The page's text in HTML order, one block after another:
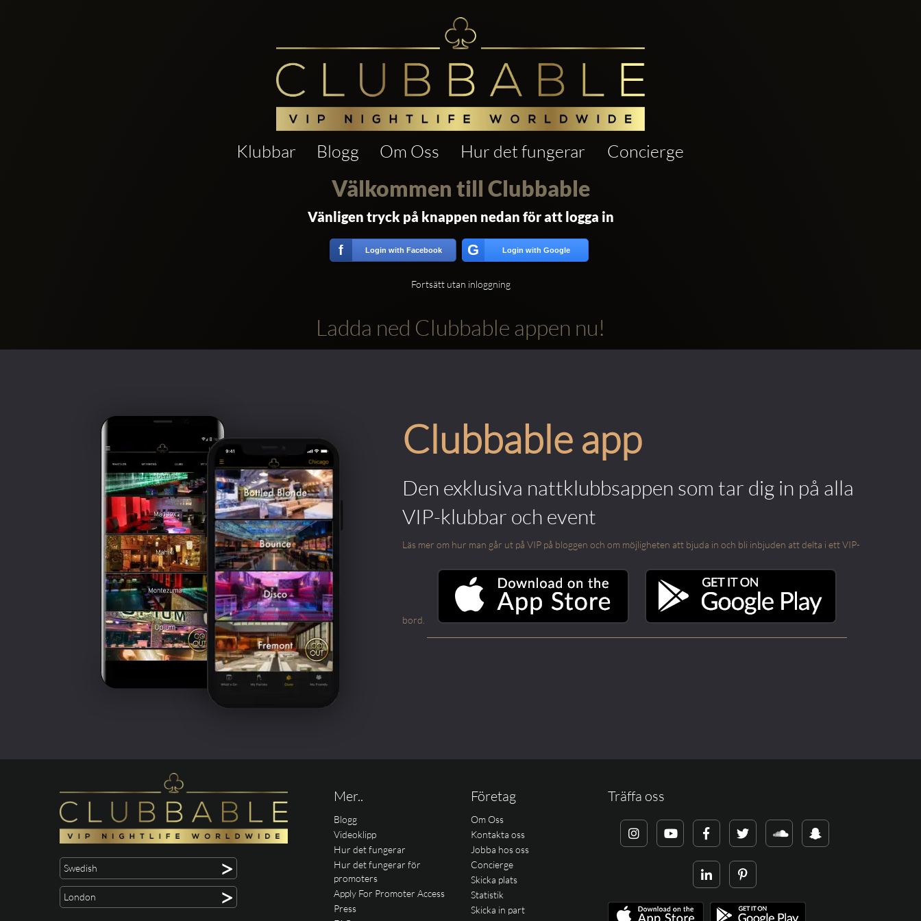
Klubbar Blogg Om Oss Hur det fungerar Concierge
Välkommen till Clubbable
Vänligen tryck på knappen nedan för att logga in
f Login with Facebook G Login with Google
Fortsätt utan inloggning
Ladda ned Clubbable appen nu!
Clubbable app
Den exklusiva nattklubbsappen som tar dig in på alla
VIP-klubbar och event
Läs mer om hur man går ut på VIP på bloggen och om möjligheten att bjuda in och bli inbjuden att delta i ett VIP-
bord.
Swedish >
London >
Mer..
Blogg
Videoklipp
Hur det fungerar
Hur det fungerar för
promoters
Apply For Promoter Access
Press
Företag
Om Oss
Kontakta oss
Jobba hos oss
Concierge
Skicka plats
Statistik
Skicka in part
Träffa oss